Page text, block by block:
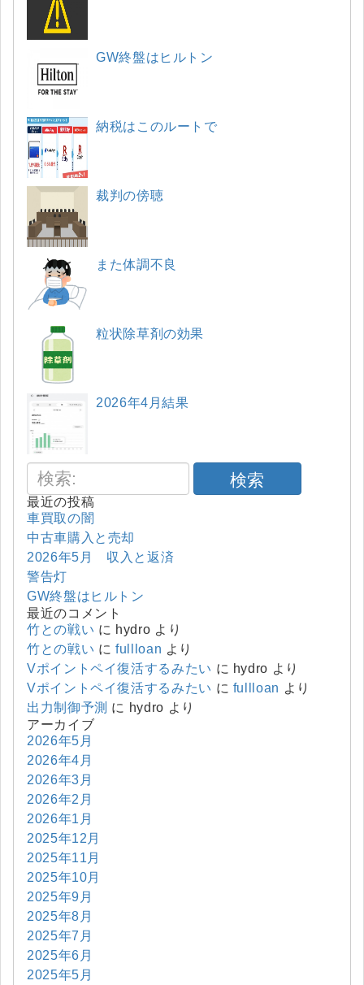
GW終盤はヒルトン
納税はこのルートで
裁判の傍聴
また体調不良
粒状除草剤の効果
2026年4月結果
検索
最近の投稿
車買取の闇
中古車購入と売却
2026年5月 収入と返済
警告灯
GW終盤はヒルトン
最近のコメント
竹との戦い に hydro より
竹との戦い にfullloan より
Vポイントペイ復活するみたい に hydro より
Vポイントペイ復活するみたい に fullloan より
出力制御予測 に hydro より
アーカイブ
2026年5月
2026年4月
2026年3月
2026年2月
2026年1月
2025年12月
2025年11月
2025年10月
2025年9月
2025年8月
2025年7月
2025年6月
2025年5月